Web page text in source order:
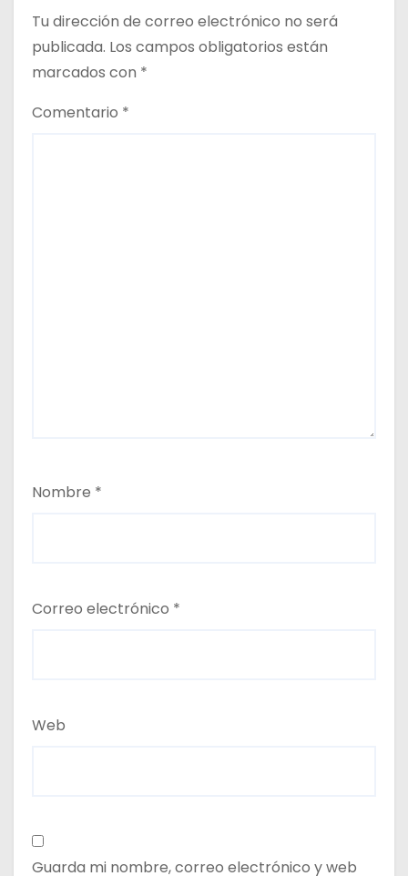
a
d
a
Tu dirección de correo electrónico no será
publicada. Los campos obligatorios están
marcados con *
Comentario *
Nombre *
Correo electrónico *
Web
Guarda mi nombre, correo electrónico y web